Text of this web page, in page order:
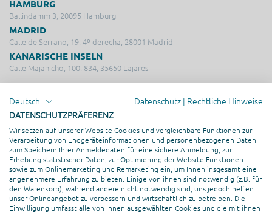
HAMBURG
Ballindamm 3, 20095 Hamburg
MADRID
Calle de Serrano, 19, 4º derecha, 28001 Madrid
KANARISCHE INSELN
Calle Majanicho, 100, 834, 35650 Lajares
LEISTUNGEN
Beratung & Strategie
Online Marketing
Hosting & Server Management
Kreation & Design
Webentwicklung
Deutsch Datenschutz | Rechtliche Hinweise
DATENSCHUTZPRÄFERENZ
Wir setzen auf unserer Website Cookies und vergleichbare Funktionen zur
Verarbeitung von Endgeräteinformationen und personenbezogenen Daten
zum Speichern Ihrer Anmeldedaten für eine sichere Anmeldung, zur
Erhebung statistischer Daten, zur Optimierung der Website-Funktionen
sowie zum Onlinemarketing und Remarketing ein, um Ihnen insgesamt eine
angenehmere Erfahrung zu bieten. Einige von ihnen sind notwendig (z.B. für
den Warenkorb), während andere nicht notwendig sind, uns jedoch helfen
unser Onlineangebot zu verbessern und wirtschaftlich zu betreiben. Die
Einwilligung umfasst alle von Ihnen ausgewählten Cookies und die mit ihnen